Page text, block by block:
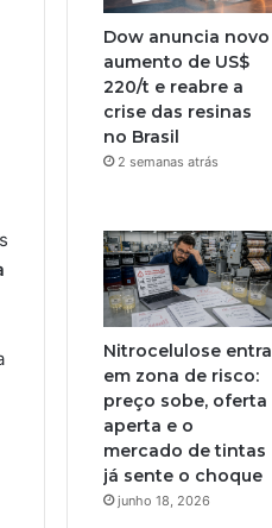
Dow anuncia novo
aumento de US$
220/t e reabre a
crise das resinas
no Brasil
2 semanas atrás
Nitrocelulose entra
em zona de risco:
preço sobe, oferta
aperta e o
mercado de tintas
já sente o choque
junho 18, 2026